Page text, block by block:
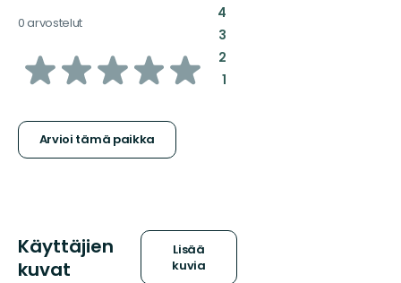
0 arvostelut
/5
Arvioi tämä paikka
4:
3:
2:
1:
Käyttäjien
kuvat
Lisää
kuvia